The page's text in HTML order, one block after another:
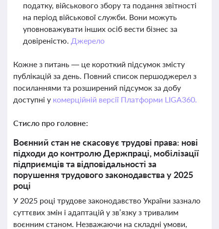
податку, військового збору та подання звітності
на період військової служби. Вони можуть
уповноважувати інших осіб вести бізнес за
довіреністю. Джерело
Кожне з питань — це короткий підсумок змісту
публікацій за день. Повний список першоджерел з
посиланнями та розширений підсумок за добу
доступні у комерційній версії Платформи LIGA360.
Стисло про головне:
Воєнний стан не скасовує трудові права: нові
підходи до контролю Держпраці, мобілізації
підприємців та відповідальності за
порушення трудового законодавства у 2025
році
У 2025 році трудове законодавство України зазнало
суттєвих змін і адаптацій у зв’язку з тривалим
воєнним станом. Незважаючи на складні умови,